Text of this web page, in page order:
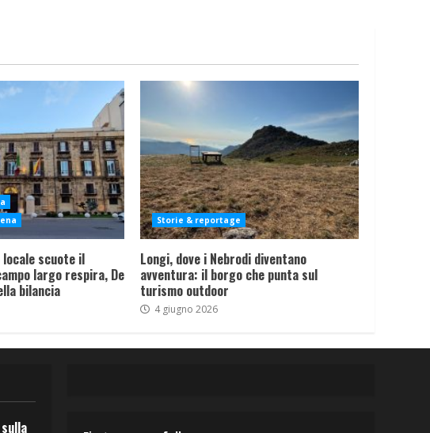
scuote il
largo respira, De
bilancia
Storie & reportage
Longi, dove i Nebrodi diventano
avventura: il borgo che punta sul
turismo outdoor
4 giugno 2026